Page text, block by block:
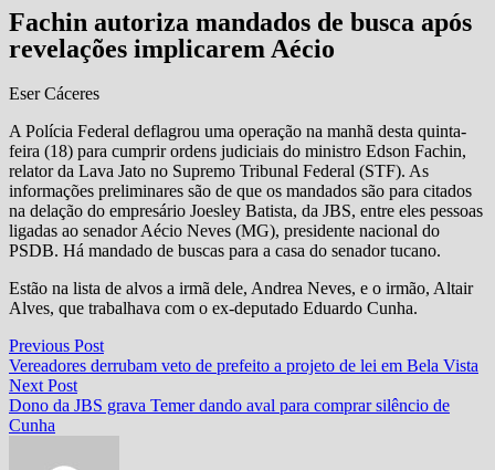
Fachin autoriza mandados de busca após
revelações implicarem Aécio
Eser Cáceres
A Polícia Federal deflagrou uma operação na manhã desta quinta-
feira (18) para cumprir ordens judiciais do ministro Edson Fachin,
relator da Lava Jato no Supremo Tribunal Federal (STF). As
informações preliminares são de que os mandados são para citados
na delação do empresário Joesley Batista, da JBS, entre eles pessoas
ligadas ao senador Aécio Neves (MG), presidente nacional do
PSDB. Há mandado de buscas para a casa do senador tucano.
Estão na lista de alvos a irmã dele, Andrea Neves, e o irmão, Altair
Alves, que trabalhava com o ex-deputado Eduardo Cunha.
Navegação
de
Post
Previous PostPrevious
post:
Vereadores derrubam veto de prefeito a projeto de lei em Bela Vista
Next PostNext
post:
Dono da JBS grava Temer dando aval para comprar silêncio de
Cunha